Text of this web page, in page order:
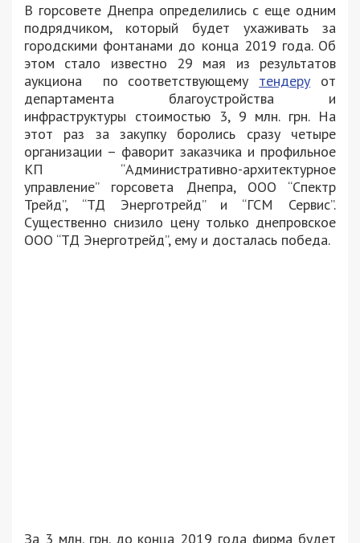
В горсовете Днепра определились с еще одним
подрядчиком, который будет ухаживать за
городскими фонтанами до конца 2019 года. Об
этом стало известно 29 мая из результатов
аукциона по соответствующему тендеру от
департамента благоустройства и
инфраструктуры стоимостью 3, 9 млн. грн. На
этот раз за закупку боролись сразу четыре
организации – фаворит заказчика и профильное
КП “Административно-архитектурное
управление” горсовета Днепра, ООО “Спектр
Трейд”, “ТД Энерготрейд” и “ГСМ Сервис”.
Существенно снизило цену только днепровское
ООО “ТД Энерготрейд”, ему и досталась победа.
За 3 млн. грн. до конца 2019 года фирма будет